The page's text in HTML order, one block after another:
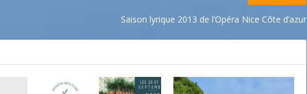
Saison lyrique 2013 de l’Opéra Nice Côte d’azur